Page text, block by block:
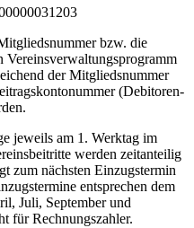
bzw. die
Vereinsverwaltungsprogramm
der Mitgliedsnummer
(Debitoren-
jeweils am 1. Werktag im
werden zeitanteilig
zum nächsten Einzugstermin
entsprechen dem
Juli, September und
für Rechnungszahler.